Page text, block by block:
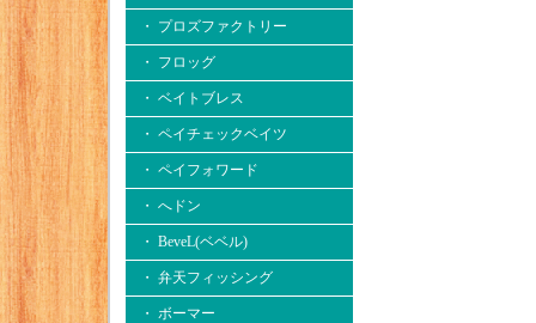
・ プロズファクトリー
・ フロッグ
・ ベイトブレス
・ ペイチェックベイツ
・ ペイフォワード
・ へドン
・ BeveL(ベベル)
・ 弁天フィッシング
・ ボーマー